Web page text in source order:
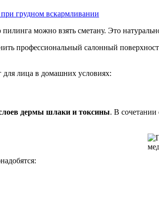
грудном вскармливании
можно взять сметану. Это
профессиональный салонный
лица в домашних условиях:
дермы шлаки и токсины. В сочетании